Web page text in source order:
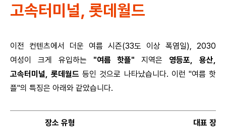
고속터미널, 롯데월드
이전 컨텐츠에서 더운 여름 시즌(33도 이상 폭염일), 2030
여성이 크게 유입하는 "여름 핫플"지역은 영등포, 용산,
고속터미널, 롯데월드 등인 것으로 나타났습니다. 이런 "여름 핫
플"의 특징은 아래와 같았습니다.
장소 유형 대표 장소